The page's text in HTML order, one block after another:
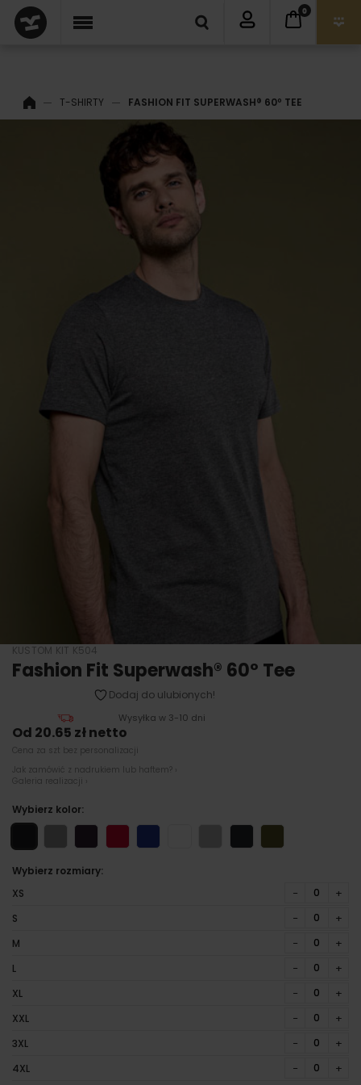
0
T-SHIRTY FASHION FIT SUPERWASH® 60º TEE
KUSTOM KIT K504
Fashion Fit Superwash® 60º Tee
Dodaj do ulubionych!
Wysyłka w 3-10 dni
Od 20.65 zł netto
Cena za szt bez personalizacji
Jak zamówić z nadrukiem lub haftem? ›
Galeria realizacji ›
Wybierz kolor:
Wybierz rozmiary:
XS
− +
S − +
M − +
L − +
XL − +
XXL − +
3XL − +
4XL − +